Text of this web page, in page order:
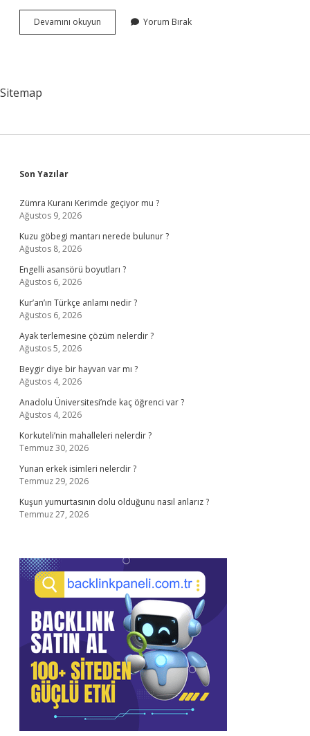
Devamını okuyun
Yı
Yorum Bırak
Sitemap
Sidebar
Son Yazılar
Zümra Kuranı Kerimde geçiyor mu ?
Ağustos 9, 2026
Kuzu göbegi mantarı nerede bulunur ?
Ağustos 8, 2026
Engelli asansörü boyutları ?
Ağustos 6, 2026
Kur’an’ın Türkçe anlamı nedir ?
Ağustos 6, 2026
Ayak terlemesine çözüm nelerdir ?
Ağustos 5, 2026
Beygir diye bir hayvan var mı ?
Ağustos 4, 2026
Anadolu Üniversitesi’nde kaç öğrenci var ?
Ağustos 4, 2026
Korkuteli’nin mahalleleri nelerdir ?
Temmuz 30, 2026
Yunan erkek isimleri nelerdir ?
Temmuz 29, 2026
Kuşun yumurtasının dolu olduğunu nasıl anlarız ?
Temmuz 27, 2026